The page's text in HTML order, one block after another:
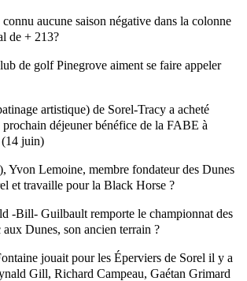
aucune saison négative dans la colonne
de + 213?
de golf Pinegrove aiment se faire appeler
artistique) de Sorel-Tracy a acheté
déjeuner bénéfice de la FABE à
(14 juin)
Yvon Lemoine, membre fondateur des Dunes
et travaille pour la Black Horse ?
-Bill- Guilbault remporte le championnat des
aux Dunes, son ancien terrain ?
jouait pour les Éperviers de Sorel il y a
Gill, Richard Campeau, Gaétan Grimard